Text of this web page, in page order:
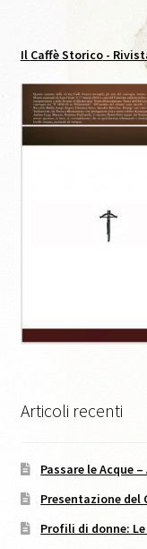
Caffè Storico
Caffè Storico, IX,
Caffè Storico, VII,
Caffè Storico, VIII,
Caffè Storico, XI, 2021
Caffè Storico, XIII,
Caffè Storico, XV,
Caffè Storico, XVI,
Il Caffè Storico-
Articoli recenti
Passare le Acque
Presentazione del
Profili di donne: